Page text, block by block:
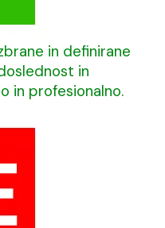
in definirane
in
in profesionalno.